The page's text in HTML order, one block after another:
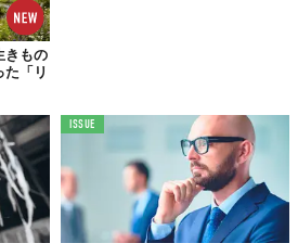
のうちに、自然と「聞き慣れたストー
トーリー」に惹かれていくのだ。その
書が売れていく現実。
完全」なるものを
求める生き物
い人」のストーリーが好きなのか。そ
ものを求める生き物だから。
きもの
た「リ
ISSUE